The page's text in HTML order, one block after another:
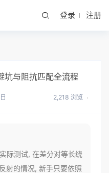
登录 注册
坑与阻抗匹配全流程
2,218 浏览
际测试, 在差分对等长绕
射的情况, 新手只要依照